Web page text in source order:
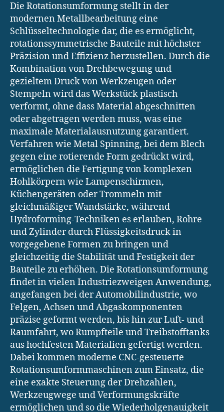
Die Rotationsumformung stellt in der
modernen Metallbearbeitung eine
Schlüsseltechnologie dar, die es ermöglicht,
rotationssymmetrische Bauteile mit höchster
Präzision und Effizienz herzustellen. Durch die
Kombination von Drehbewegung und
gezieltem Druck von Werkzeugen oder
Stempeln wird das Werkstück plastisch
verformt, ohne dass Material abgeschnitten
oder abgetragen werden muss, was eine
maximale Materialausnutzung garantiert.
Verfahren wie Metal Spinning, bei dem Blech
gegen eine rotierende Form gedrückt wird,
ermöglichen die Fertigung von komplexen
Hohlkörpern wie Lampenschirmen,
Küchengeräten oder Trommeln mit
gleichmäßiger Wandstärke, während
Hydroforming-Techniken es erlauben, Rohre
und Zylinder durch Flüssigkeitsdruck in
vorgegebene Formen zu bringen und
gleichzeitig die Stabilität und Festigkeit der
Bauteile zu erhöhen. Die Rotationsumformung
findet in vielen Industriezweigen Anwendung,
angefangen bei der Automobilindustrie, wo
Felgen, Achsen und Abgaskomponenten
präzise geformt werden, bis hin zur Luft- und
Raumfahrt, wo Rumpfteile und Treibstofftanks
aus hochfesten Materialien gefertigt werden.
Dabei kommen moderne CNC-gesteuerte
Rotationsumformmaschinen zum Einsatz, die
eine exakte Steuerung der Drehzahlen,
Werkzeugwege und Verformungskräfte
ermöglichen und so die Wiederholgenauigkeit